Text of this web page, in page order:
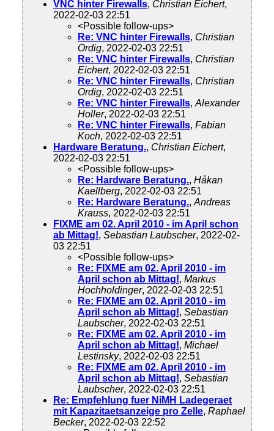
VNC hinter Firewalls, Christian Eichert,
2022-02-03 22:51
<Possible follow-ups>
Re: VNC hinter Firewalls, Christian
Ordig, 2022-02-03 22:51
Re: VNC hinter Firewalls, Christian
Eichert, 2022-02-03 22:51
Re: VNC hinter Firewalls, Christian
Ordig, 2022-02-03 22:51
Re: VNC hinter Firewalls, Alexander
Holler, 2022-02-03 22:51
Re: VNC hinter Firewalls, Fabian
Koch, 2022-02-03 22:51
Hardware Beratung., Christian Eichert,
2022-02-03 22:51
<Possible follow-ups>
Re: Hardware Beratung., Håkan
Kaellberg, 2022-02-03 22:51
Re: Hardware Beratung., Andreas
Krauss, 2022-02-03 22:51
FIXME am 02. April 2010 - im April schon
ab Mittag!, Sebastian Laubscher, 2022-02-
03 22:51
<Possible follow-ups>
Re: FIXME am 02. April 2010 - im
April schon ab Mittag!, Markus
Hochholdinger, 2022-02-03 22:51
Re: FIXME am 02. April 2010 - im
April schon ab Mittag!, Sebastian
Laubscher, 2022-02-03 22:51
Re: FIXME am 02. April 2010 - im
April schon ab Mittag!, Michael
Lestinsky, 2022-02-03 22:51
Re: FIXME am 02. April 2010 - im
April schon ab Mittag!, Sebastian
Laubscher, 2022-02-03 22:51
Re: Empfehlung fuer NiMH Ladegeraet
mit Kapazitaetsanzeige pro Zelle, Raphael
Becker, 2022-02-03 22:52